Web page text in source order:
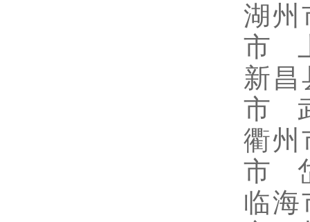
湖
市
新
市
衢
市
临